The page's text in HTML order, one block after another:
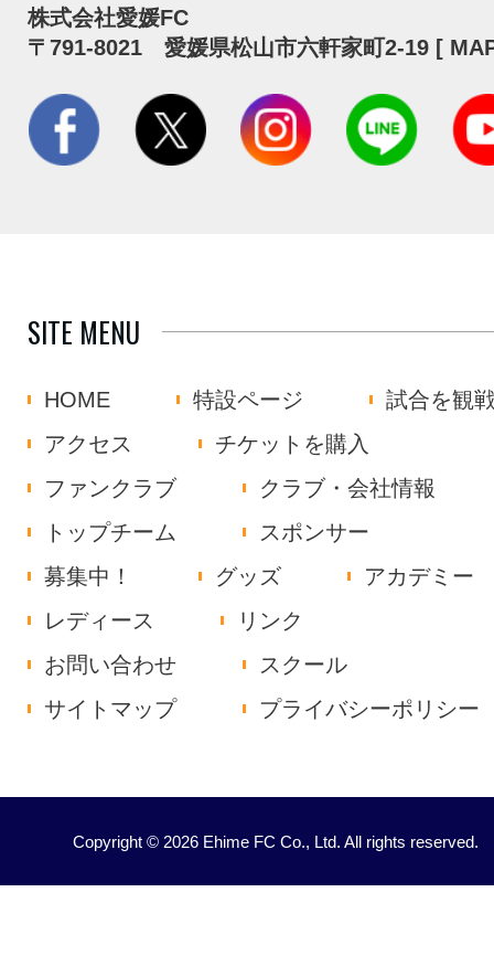
株式会社愛媛FC
〒791-8021 愛媛県松山市六軒家町2-19 [
SITE MENU
HOME 特設ページ
試合を観
アクセス
チケットを購入
ファンクラブ
クラブ・会社情報
トップチーム
スポンサー
募集中！
グッズ
アカデミー
レディース
リンク
お問い合わせ
スクール
サイトマップ
プライバシーポリシー
Copyright © 2026 Ehime FC Co., Ltd. All rights reserved.